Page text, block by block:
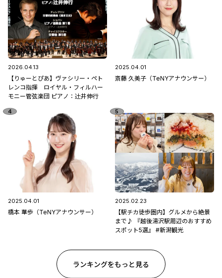
2026.04.13
【りゅーとぴあ】ヴァシリー・ペト
レンコ指揮 ロイヤル・フィルハー
モニー管弦楽団 ピアノ：辻󠄀井伸行
2025.04.01
斎藤 久美子（TeNYアナウンサー）
2025.04.01
橋本 華歩（TeNYアナウンサー）
2025.02.23
【駅チカ徒歩圏内】グルメから絶景
まで♪ 『越後湯沢駅周辺のおすすめ
スポット5選』 #新潟観光
ランキングをもっと見る